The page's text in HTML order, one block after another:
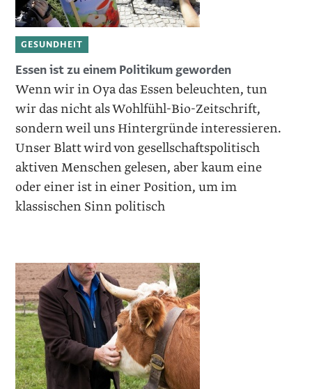
GESUNDHEIT
Essen ist zu einem Politikum geworden
Wenn wir in Oya das Essen beleuchten, tun
wir das nicht als Wohlfühl-Bio-Zeitschrift,
sondern weil uns Hintergründe interessieren.
Unser Blatt wird von gesellschafts­politisch
aktiven Menschen gelesen, aber kaum eine
oder einer ist in einer Position, um im
klassischen Sinn politisch